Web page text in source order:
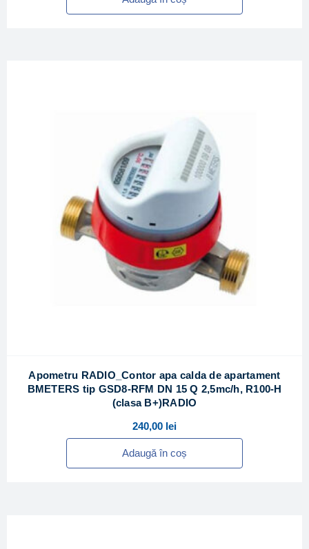
Apometru RADIO_Contor apa calda de apartament
BMETERS tip GSD8-RFM DN 15 Q 2,5mc/h, R100-H
(clasa B+)RADIO
240,00 lei
Adaugă în coș